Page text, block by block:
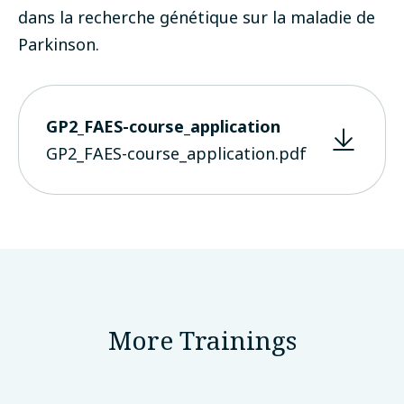
dans la recherche génétique sur la maladie de
Parkinson.
GP2_FAES-course_application
GP2_FAES-course_application.pdf
More Trainings